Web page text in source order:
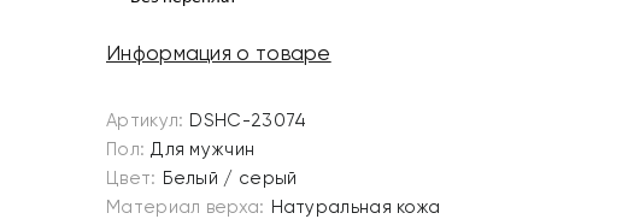
Информация о товаре
Артикул: DSHC-23074
Пол: Для мужчин
Цвет: Белый / серый
Материал верха: Натуральная кожа